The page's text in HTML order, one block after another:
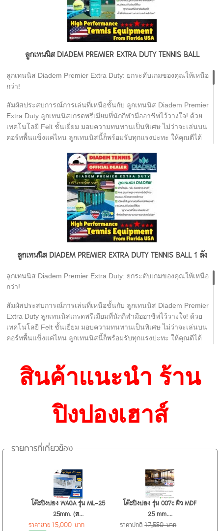
ลูกเทนนิส DIADEM PREMIER EXTRA DUTY TENNIS BALL
ลูกเทนนิส Diadem Premier Extra Duty: ยกระดับเกมของคุณให้เหนือ
กว่า!
สัมผัสประสบการณ์การเล่นที่เหนือชั้นกับ ลูกเทนนิส Diadem Premier
Extra Duty ลูกเทนนิสเกรดพรีเมียมที่นักกีฬามืออาชีพไว้วางใจ! ด้วย
เทคโนโลยี Felt ชั้นเยี่ยม มอบความทนทานเป็นพิเศษ ไม่ว่าจะเล่นบน
คอร์ทพื้นแข็งแค่ไหน ลูกเทนนิสนี้ก็พร้อมรับทุกแรงปะทะ ให้คุณตีได้
ธรรมชาติ แม่นยำทุกการควบคุม เหมาะสำหรับผู้เล่นที่ต้องการลูก
เทนนิสคุณภาพสูง เพื่อเกมที่ดุดันและยาวนานกว่า มาพร้อมราคาสุด
คุ้ม ให้คุณพร้อมลงสนามได้ทันที!
จุดเด่นของลูกเทนนิส Diadem Premier Extra Duty
ความทนทานเป็นเลิศ (Extra Duty Felt): ด้วยเทคโนโลยี Felt คุณภาพ
สูง ทำให้ลูกเทนนิส Diadem Premier Extra Duty ทนทานต่อการ
สึกหรอเป็นพิเศษ เหมาะกับการเล่นบนคอร์ทพื้นแข็ง (Hard Court) ที่
มักจะทำให้ลูกเทนนิสทั่วไปชำรุดได้ง่าย ช่วยให้คุณเล่นได้ยาวนานขึ้น
ประสิทธิภาพการเด้งคงที่ (Consistent Bounce): ลูกเทนนิสนี้ออกแบบ
มาให้มีการเด้งที่สม่ำเสมอและแม่นยำ ทำให้คุณคาดการณ์ทิศทางลูก
ทำให้ลูกเทนนิส Diadem Premier Extra Duty ช่วยให้คุณควบคุมทิศ
ทางและสปินของลูกได้ดียิ่งขึ้น ตอบโจทย์ผู้เล่นที่ต้องการความแม่นยำ
นักกีฬาเทนนิสที่ต้องการยกระดับเกมการเล่น ไม่ว่าจะเป็นการฝึกซ้อม
อย่างเข้มข้นหรือการแข่งขันจริง ลูกเทนนิส Diadem Premier Extra
Duty คือตัวเลือกที่ตอบโจทย์ เพราะมันถูกสร้างมาเพื่อรองรับการใช้
งานที่หนักหน่วงและมอบประสิทธิภาพสูงสุด
ลูกเทนนิส DIADEM PREMIER EXTRA DUTY TENNIS BALL 1 ลัง
ลูกเทนนิส Diadem Premier Extra Duty: ยกระดับเกมของคุณให้เหนือ
กว่า!
สัมผัสประสบการณ์การเล่นที่เหนือชั้นกับ ลูกเทนนิส Diadem Premier
Extra Duty ลูกเทนนิสเกรดพรีเมียมที่นักกีฬามืออาชีพไว้วางใจ! ด้วย
เทคโนโลยี Felt ชั้นเยี่ยม มอบความทนทานเป็นพิเศษ ไม่ว่าจะเล่นบน
คอร์ทพื้นแข็งแค่ไหน ลูกเทนนิสนี้ก็พร้อมรับทุกแรงปะทะ ให้คุณตีได้
เทนนิสคุณภาพสูง เพื่อเกมที่ดุดันและยาวนานกว่า มาพร้อมราคาสุด
คุ้ม ให้คุณพร้อมลงสนามได้ทันที!
จุดเด่นของลูกเทนนิส Diadem Premier Extra Duty
ความทนทานเป็นเลิศ (Extra Duty Felt): ด้วยเทคโนโลยี Felt คุณภาพ
สึกหรอเป็นพิเศษ เหมาะกับการเล่นบนคอร์ทพื้นแข็ง (Hard Court) ที่
มักจะทำให้ลูกเทนนิสทั่วไปชำรุดได้ง่าย ช่วยให้คุณเล่นได้ยาวนานขึ้น
ไม่ต้องเปลี่ยนลูกบ่อยๆ
ประสิทธิภาพการเด้งคงที่ (Consistent Bounce): ลูกเทนนิสนี้ออกแบบ
สินค้าแนะนำ ร้าน
ปิงปองเฮาส์
รายการที่เกี่ยวข้อง
โต๊ะปิงปอง WAGA รุ่น ML-25
25mm. (ส...
ราคาขาย 15,000 บาท
โต๊ะปิงปอง รุ่น 007c ผิว MDF
25 mm....
ราคาปกติ 17,550 บาท